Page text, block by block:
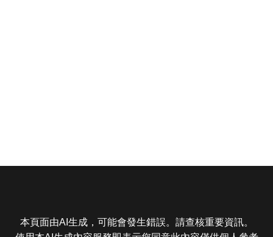
本頁面由AI生成，可能會發生錯誤。請查核重要資訊。